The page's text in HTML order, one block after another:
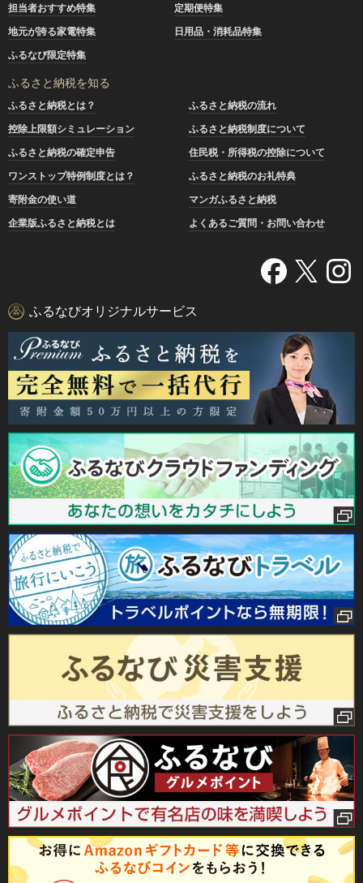
担当者おすすめ特集
定期便特集
地元が誇る家電特集
日用品・消耗品特集
ふるなび限定特集
ふるさと納税を知る
ふるさと納税とは？
ふるさと納税の流れ
控除上限額シミュレーション
ふるさと納税制度について
ふるさと納税の確定申告
住民税・所得税の控除について
ワンストップ特例制度とは？
ふるさと納税のお礼特典
寄附金の使い道
マンガふるさと納税
企業版ふるさと納税とは
よくあるご質問・お問い合わせ
ふるなびオリジナルサービス